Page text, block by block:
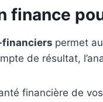
finance
financiers permet
de résultat,
financière de